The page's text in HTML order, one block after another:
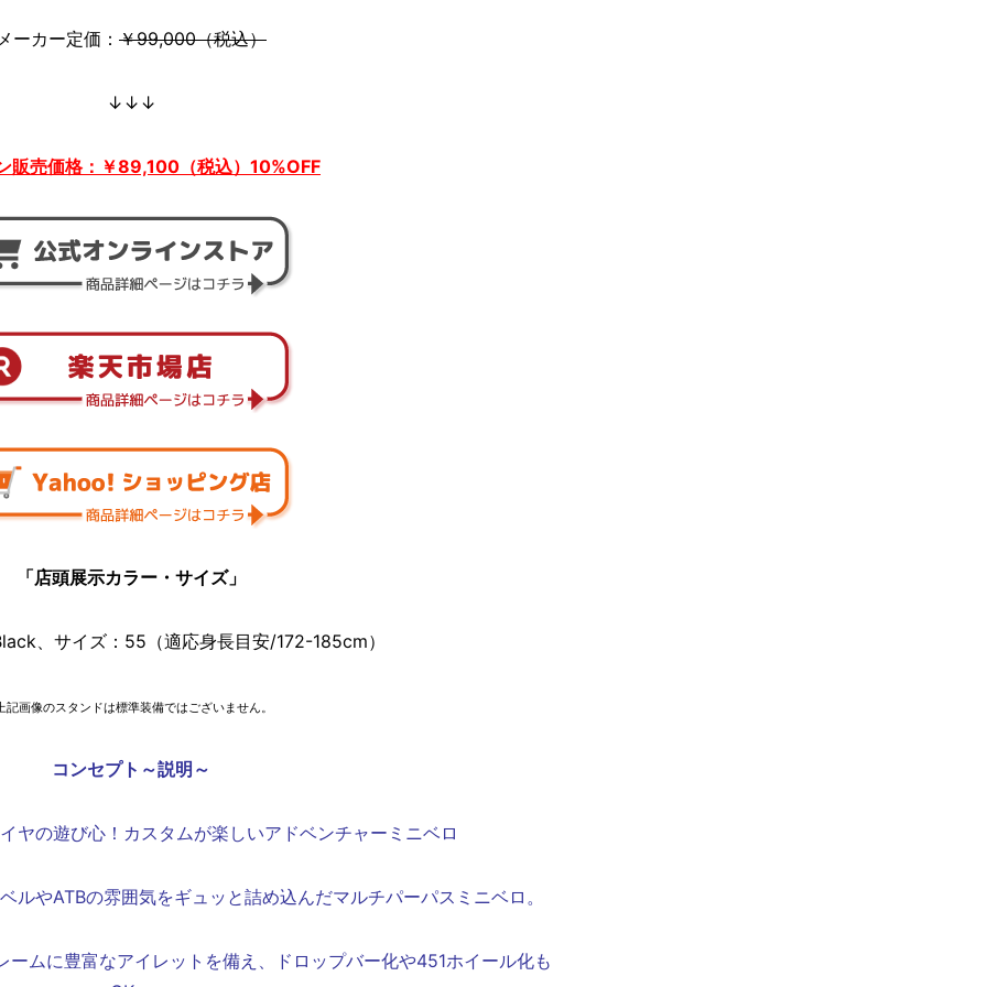
ーカー定価： ￥99,000（税込）
↓↓↓
販売価格：￥89,100（税込）10%OFF
「店頭展示カラー・サイズ」
、サイズ：55（適応身長目安/172-185cm）
記画像のスタンドは標準装備ではございません。
コンセプト～説明～
ヤの遊び心！カスタムが楽しいアドベンチャーミニベロ
ルやATBの雰囲気をギュッと詰め込んだマルチパーパスミニベロ。
ムに豊富なアイレットを備え、ドロップバー化や451ホイール化も